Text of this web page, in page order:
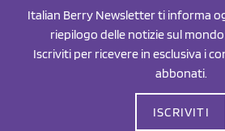
Italian Berry Newsletter ti informa
riepilogo delle notizie sul
Iscriviti per ricevere in esclusiva i
abbonati.
ISCRIVITI